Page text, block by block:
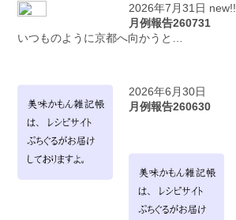
2026年7月31日 new!!
月例報告260731
いつものように京都へ向かうと…
2026年6月30日
月例報告260630